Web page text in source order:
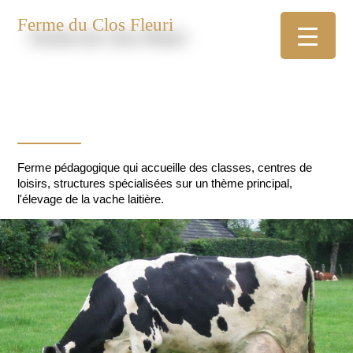
Ferme du Clos Fleuri
Ferme pédagogique qui accueille des classes, centres de
loisirs, structures spécialisées sur un thème principal,
l'élevage de la vache laitière.